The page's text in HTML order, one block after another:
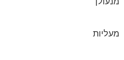
מעליות